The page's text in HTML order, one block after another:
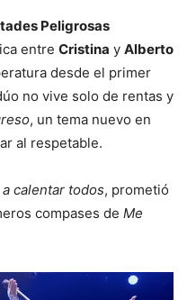
Peligrosas
entre Cristina y Alberto
desde el primer
no vive solo de rentas y
, un tema nuevo en
al respetable.
calentar todos, prometió
compases de Me